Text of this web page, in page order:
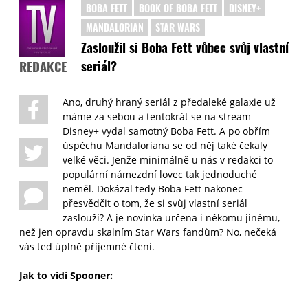
REDAKCE
BOBA FETT BOOK OF BOBA FETT
DISNEY+
MANDALORIAN
STAR WARS
Zasloužil si Boba Fett vůbec svůj vlastní
seriál?
Ano, druhý hraný seriál z předaleké galaxie už
máme za sebou a tentokrát se na stream
Disney+ vydal samotný Boba Fett. A po obřím
úspěchu Mandaloriana se od něj také čekaly
velké věci. Jenže minimálně u nás v redakci to
populární námezdní lovec tak jednoduché
neměl. Dokázal tedy Boba Fett nakonec
přesvědčit o tom, že si svůj vlastní seriál
zaslouží? A je novinka určena i někomu jinému,
než jen opravdu skalním Star Wars fandům? No, nečeká
vás teď úplně příjemné čtení.
Jak to vidí Spooner: